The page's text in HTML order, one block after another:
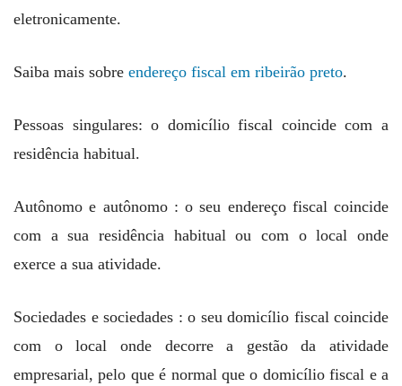
eletronicamente.
Saiba mais sobre endereço fiscal em ribeirão preto.
Pessoas singulares: o domicílio fiscal coincide com a
residência habitual.
Autônomo e autônomo : o seu endereço fiscal coincide
com a sua residência habitual ou com o local onde
exerce a sua atividade.
Sociedades e sociedades : o seu domicílio fiscal coincide
com o local onde decorre a gestão da atividade
empresarial, pelo que é normal que o domicílio fiscal e a